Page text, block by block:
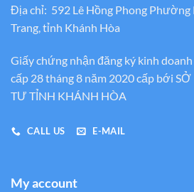
Địa chỉ: 592 Lê Hồng Phong Phường
Trang, tỉnh Khánh Hòa
Giấy chứng nhận đăng ký kinh
cấp 28 tháng 8 năm 2020 cấp bới
TƯ TỈNH KHÁNH HÒA
CALL US E-MAIL
My account